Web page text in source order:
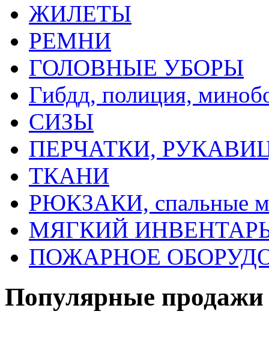
ЖИЛЕТЫ
РЕМНИ
ГОЛОВНЫЕ УБОРЫ
Гибдд, полиция,
СИЗЫ
ПЕРЧАТКИ,
ТКАНИ
РЮКЗАКИ, спальные
МЯГКИЙ ИНВЕНТАРЬ,
ПОЖАРНОЕ
Популярные продажи